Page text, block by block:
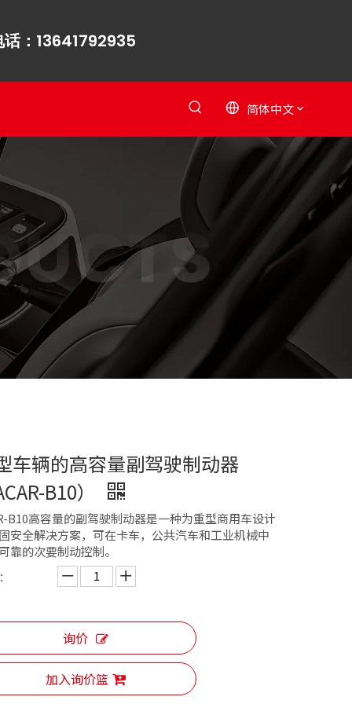
话：13641792935
简体中文
车辆的高容量副驾驶制动器
B10）
B10高容量的副驾驶制动器是一种为重型商用车设计
安全解决方案，可在卡车，公共汽车和工业机械中
靠的次要制动控制。
询价
加入询价篮